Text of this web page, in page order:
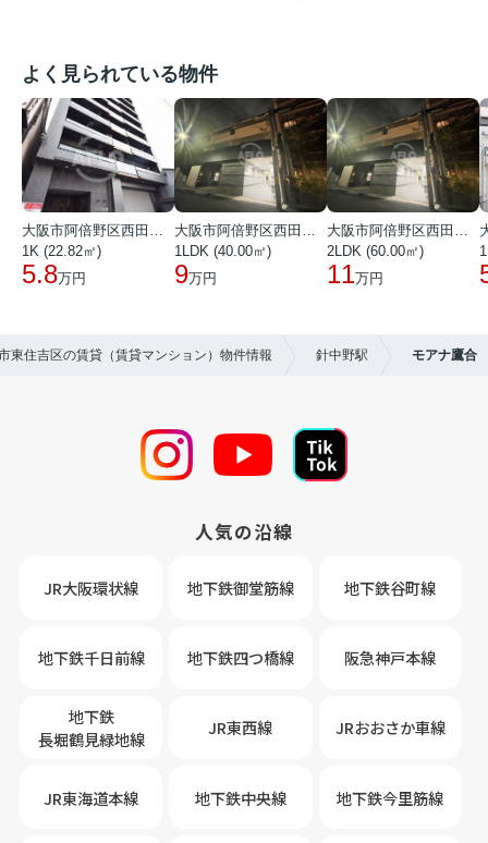
よく見られている物件
大阪市阿倍野区西田辺町１丁目
1K (22.82㎡)
5.8万円
大阪市阿倍野区西田辺町１丁目
1LDK (40.00㎡)
9万円
大阪市阿倍野区西田辺町１丁目
2LDK (60.00㎡)
11万円
東住吉区の賃貸（賃貸マンション）物件情報 針中野駅 モアナ鷹合
人気の沿線
JR大阪環状線 地下鉄御堂筋線 地下鉄谷町線
地下鉄千日前線 地下鉄四つ橋線 阪急神戸本線
地下鉄
長堀鶴見緑地線
JR東西線 JRおおさか車線
JR東海道本線 地下鉄中央線 地下鉄今里筋線